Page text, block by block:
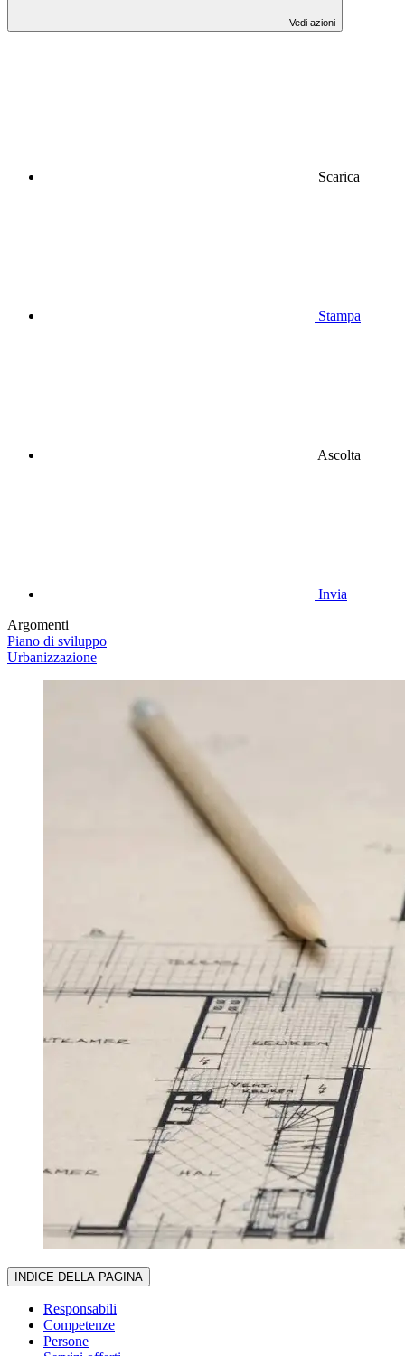
Vedi azioni
Scarica
Stampa
Ascolta
Invia
Argomenti
Piano di sviluppo
Urbanizzazione
INDICE DELLA PAGINA
Responsabili
Competenze
Persone